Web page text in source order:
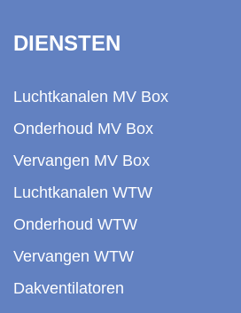
DIENSTEN
Luchtkanalen MV Box
Onderhoud MV Box
Vervangen MV Box
Luchtkanalen WTW
Onderhoud WTW
Vervangen WTW
Dakventilatoren